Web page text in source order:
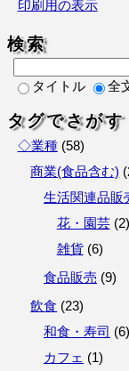
印刷用の表示
検索
タイトル 全
タグでさがす
◇業種 (58)
商業(食品含む) (
生活関連品販
花・園芸 (2)
雑貨 (6)
食品販売 (9)
飲食 (23)
和食・寿司 (6)
カフェ (1)